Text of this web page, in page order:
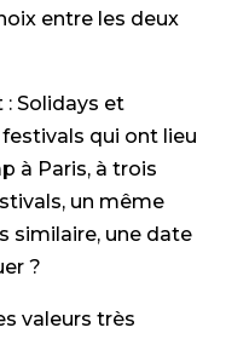
entre les deux
Solidays et
qui ont lieu
à Paris, à trois
un même
similaire, une date
?
valeurs très